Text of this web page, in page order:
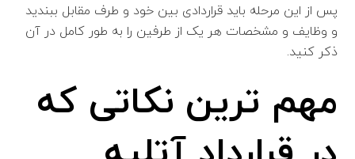
پس از این مرحله باید قراردادی بین خود و طرف مقابل ببندید
و وظایف و مشخصات هر یک از طرفین را به طور کامل در آن
ذکر کنید.
مهم ترین نکاتی که